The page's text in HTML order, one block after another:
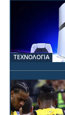
ΤΕΧΝΟΛΟΓΙΑ